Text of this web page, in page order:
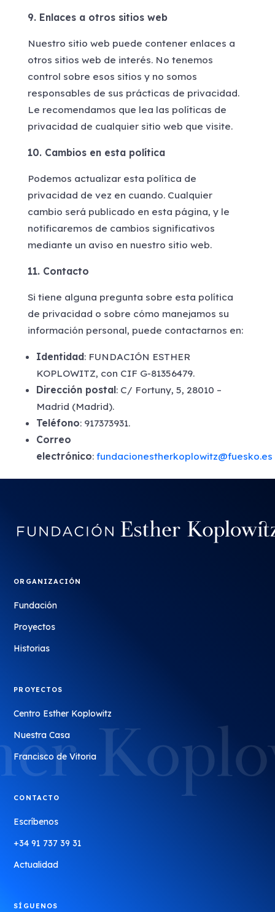
9. Enlaces a otros sitios web
Nuestro sitio web puede contener enlaces a
otros sitios web de interés. No tenemos
control sobre esos sitios y no somos
responsables de sus prácticas de privacidad.
Le recomendamos que lea las políticas de
privacidad de cualquier sitio web que visite.
10. Cambios en esta política
Podemos actualizar esta política de
privacidad de vez en cuando. Cualquier
cambio será publicado en esta página, y le
notificaremos de cambios significativos
mediante un aviso en nuestro sitio web.
11. Contacto
Si tiene alguna pregunta sobre esta política
de privacidad o sobre cómo manejamos su
información personal, puede contactarnos en:
Identidad: FUNDACIÓN ESTHER
KOPLOWITZ, con CIF G-81356479.
Dirección postal: C/ Fortuny, 5, 28010 –
Madrid (Madrid).
Teléfono: 917373931.
Correo
electrónico: fundacionestherkoplowitz@fuesko.es
ORGANIZACIÓN
Fundación
Proyectos
Historias
PROYECTOS
Centro Esther Koplowitz
Nuestra Casa
Francisco de Vitoria
CONTACTO
Escríbenos
+34 91 737 39 31
Actualidad
SÍGUENOS